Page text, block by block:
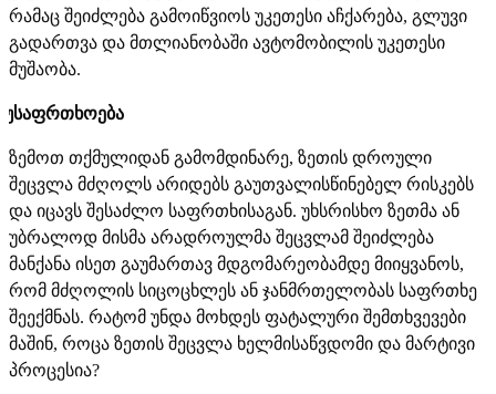
რამაც შეიძლება გამოიწვიოს უკეთესი აჩქარება, გლუვი
გადართვა და მთლიანობაში ავტომობილის უკეთესი
მუშაობა.
უსაფრთხოება
ზემოთ თქმულიდან გამომდინარე, ზეთის დროული
შეცვლა მძღოლს არიდებს გაუთვალისწინებელ რისკებს
და იცავს შესაძლო საფრთხისაგან. უხსრისხო ზეთმა ან
უბრალოდ მისმა არადროულმა შეცვლამ შეიძლება
მანქანა ისეთ გაუმართავ მდგომარეობამდე მიიყვანოს,
რომ მძღოლის სიცოცხლეს ან ჯანმრთელობას საფრთხე
შეექმნას. რატომ უნდა მოხდეს ფატალური შემთხვევები
მაშინ, როცა ზეთის შეცვლა ხელმისაწვდომი და მარტივი
პროცესია?